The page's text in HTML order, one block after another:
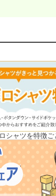
シャツを特徴ご